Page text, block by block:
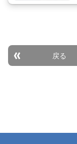
戻る